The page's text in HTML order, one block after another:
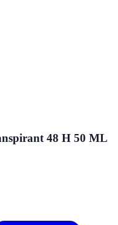
48 H 50 ML